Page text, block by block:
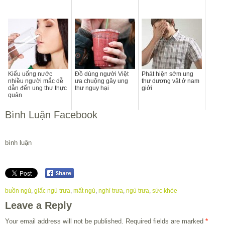
Kiểu uống nước
nhiều người mắc dễ
dẫn đến ung thư thực
quản
Đồ dùng người Việt
ưa chuộng gây ung
thư nguy hại
Phát hiện sớm ung
thư dương vật ở nam
giới
Bình Luận Facebook
bình luận
buồn ngủ, giấc ngủ trưa, mất ngủ, nghỉ trưa, ngủ trưa, sức khỏe
Leave a Reply
Your email address will not be published. Required fields are marked *